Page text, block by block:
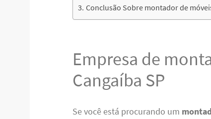
Conclusão Sobre montador de
Empresa de
Cangaíba SP
Se você está procurando um